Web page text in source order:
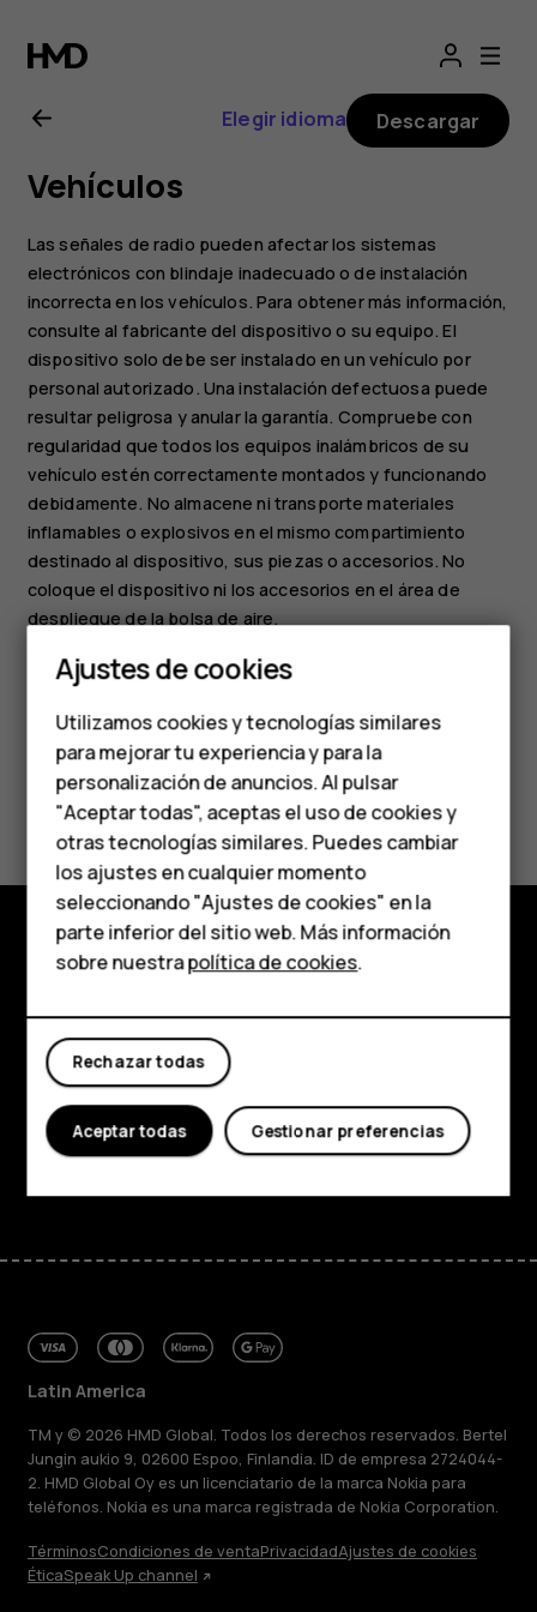
Manual
del
usuario
de
Nokia
7.2
Smartphones
Teléfonos de gama
media
Teléfonos para
personas mayores
HMD Terra M
Comprar
Mi cuenta
Elegir idioma Descargar
Vehículos
Las señales de radio pueden afectar los sistemas
electrónicos con blindaje inadecuado o de instalación
incorrecta en los vehículos. Para obtener más información,
consulte al fabricante del dispositivo o su equipo. El
dispositivo solo debe ser instalado en un vehículo por
personal autorizado. Una instalación defectuosa puede
resultar peligrosa y anular la garantía. Compruebe con
regularidad que todos los equipos inalámbricos de su
vehículo estén correctamente montados y funcionando
debidamente. No almacene ni transporte materiales
inflamables o explosivos en el mismo compartimiento
destinado al dispositivo, sus piezas o accesorios. No
coloque el dispositivo ni los accesorios en el área de
despliegue de la bolsa de aire.
¿Te ha parecido útil?
Sí No
Comprar
Acerca de
Planet and people
Soporte
FacebookInstagram
Tiktok
Latin America
TM y © 2026 HMD Global. Todos los derechos reservados. Bertel
Jungin aukio 9, 02600 Espoo, Finlandia. ID de empresa 2724044-
2. HMD Global Oy es un licenciatario de la marca Nokia para
teléfonos. Nokia es una marca registrada de Nokia Corporation.
TérminosCondiciones de ventaPrivacidadAjustes de cookies
ÉticaSpeak Up channel
Ajustes de cookies
Utilizamos cookies y tecnologías similares
para mejorar tu experiencia y para la
personalización de anuncios. Al pulsar
"Aceptar todas", aceptas el uso de cookies y
otras tecnologías similares. Puedes cambiar
los ajustes en cualquier momento
seleccionando "Ajustes de cookies" en la
parte inferior del sitio web. Más información
sobre nuestrapolítica de cookies.
Rechazar todas
Gestionar preferencias
Aceptar todas